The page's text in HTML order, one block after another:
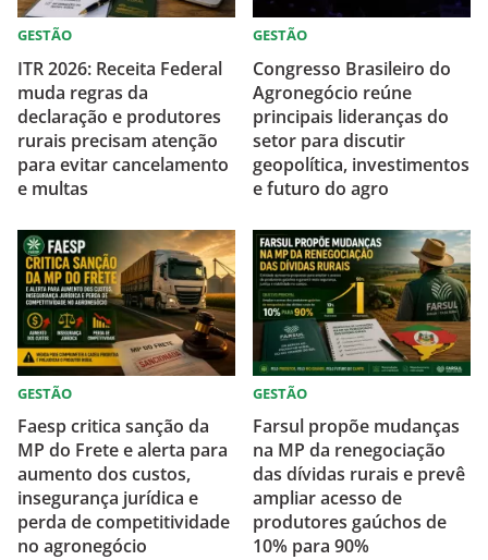
GESTÃO
ITR 2026: Receita Federal
muda regras da
declaração e produtores
rurais precisam atenção
para evitar cancelamento
e multas
GESTÃO
Congresso Brasileiro do
Agronegócio reúne
principais lideranças do
setor para discutir
geopolítica, investimentos
e futuro do agro
GESTÃO
Faesp critica sanção da
MP do Frete e alerta para
aumento dos custos,
insegurança jurídica e
perda de competitividade
no agronegócio
GESTÃO
Farsul propõe mudanças
na MP da renegociação
das dívidas rurais e prevê
ampliar acesso de
produtores gaúchos de
10% para 90%